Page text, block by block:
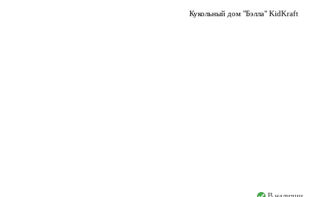
Кукольный дом "Бэлла" KidKraft
В наличии